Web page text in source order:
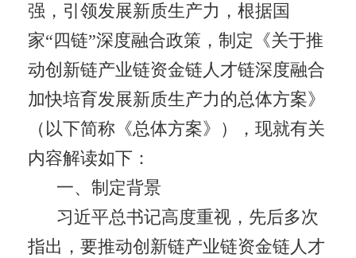
强，引领发展新质生产力，根据国
家“四链”深度融合政策，制定《关于推
动创新链产业链资金链人才链深度融合
加快培育发展新质生产力的总体方案》
（以下简称《总体方案》），现就有关
内容解读如下：
一、制定背景
习近平总书记高度重视，先后多次
指出，要推动创新链产业链资金链人才